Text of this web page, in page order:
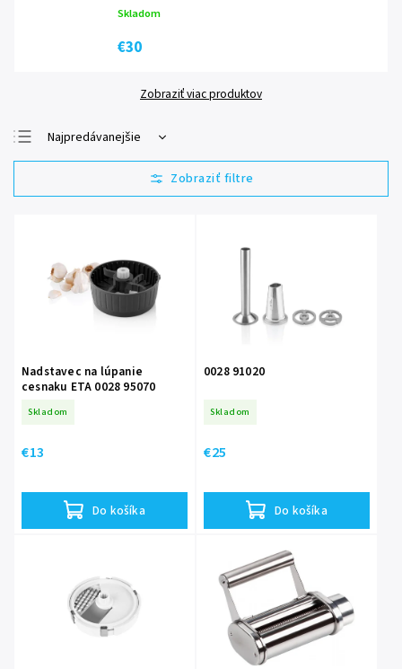
Skladom
€30
Zobraziť viac produktov
Najpredávanejšie
Najlacnejšie
Najdrahšie
Nadstavec na lúpanie
cesnaku ETA 0028 95070
Skladom
€13
Do košíka
0028 91020
Skladom
€25
Do košíka